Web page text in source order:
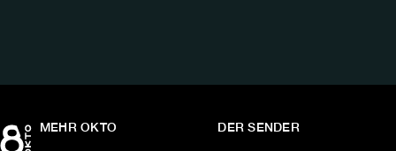
MEHR OKTO DER SENDER